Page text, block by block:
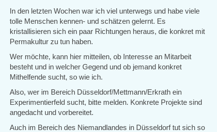
In den letzten Wochen war ich viel unterwegs und habe viele
tolle Menschen kennen- und schätzen gelernt. Es
kristallisieren sich ein paar Richtungen heraus, die konkret mit
Permakultur zu tun haben.
Wer möchte, kann hier mitteilen, ob Interesse an Mitarbeit
besteht und in welcher Gegend und ob jemand konkret
Mithelfende sucht, so wie ich.
Also, wer im Bereich Düsseldorf/Mettmann/Erkrath ein
Experimentierfeld sucht, bitte melden. Konkrete Projekte sind
angedacht und vorbereitet.
Auch im Bereich des Niemandlandes in Düsseldorf tut sich so